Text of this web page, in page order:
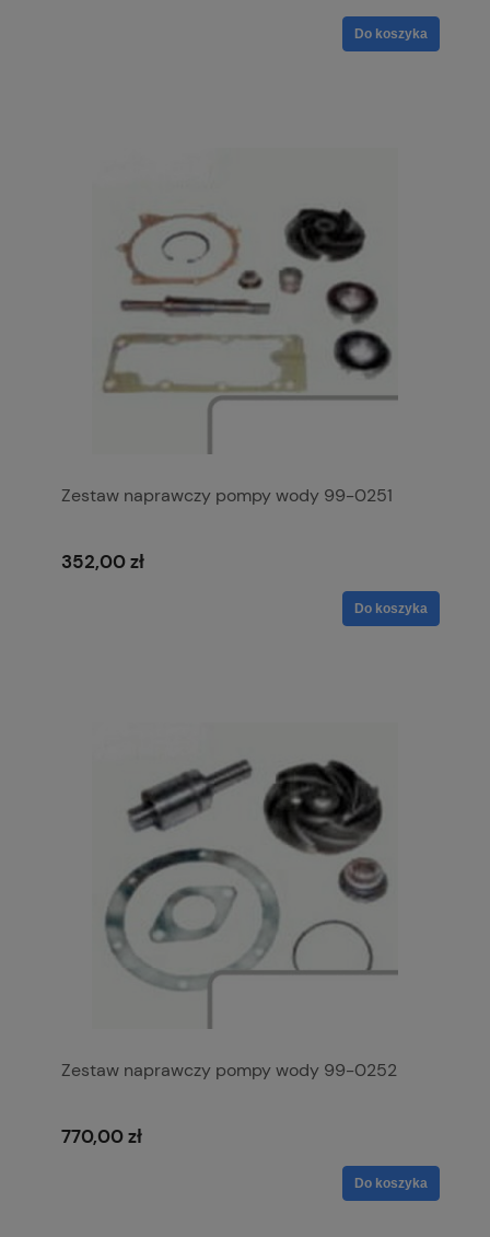
Do koszyka
Zestaw naprawczy pompy wody 99-0251
352,00 zł
Do koszyka
Zestaw naprawczy pompy wody 99-0252
770,00 zł
Do koszyka